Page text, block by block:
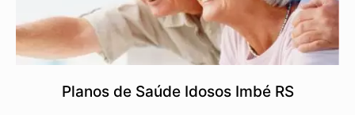
Planos de Saúde Idosos Imbé RS